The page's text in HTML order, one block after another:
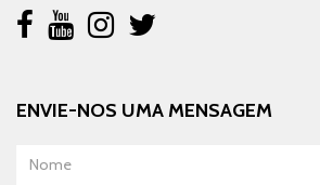
ENVIE-NOS UMA MENSAGEM